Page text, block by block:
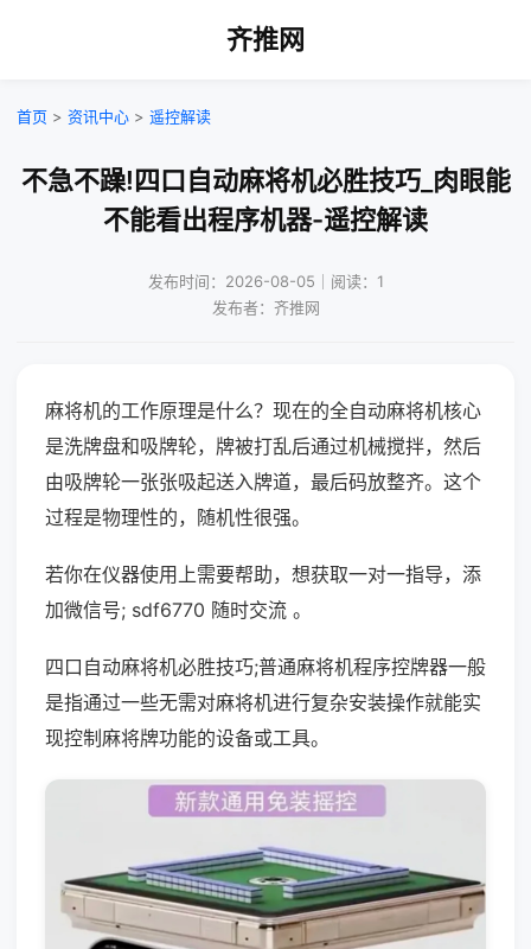
齐推网
首页 > 资讯中心 > 遥控解读
不急不躁!四口自动麻将机必胜技巧_肉眼能
不能看出程序机器-遥控解读
发布时间：2026-08-05｜阅读：1
发布者：齐推网
麻将机的工作原理是什么？现在的全自动麻将机核心
是洗牌盘和吸牌轮，牌被打乱后通过机械搅拌，然后
由吸牌轮一张张吸起送入牌道，最后码放整齐。这个
过程是物理性的，随机性很强。
若你在仪器使用上需要帮助，想获取一对一指导，添
加微信号; sdf6770 随时交流 。
四口自动麻将机必胜技巧;普通麻将机程序控牌器一般
是指通过一些无需对麻将机进行复杂安装操作就能实
现控制麻将牌功能的设备或工具。